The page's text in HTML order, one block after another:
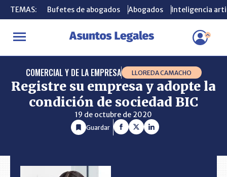
TEMAS: Bufetes de abogados Abogados Inteligencia
INICIO CONSULTORIO Registre su empresa y adopte la
TEMAS: Bufetes de abogados Abogados Inteligencia
COMERCIAL Y DE LA EMPRESA LLOREDA CAMACHO
Registre su empresa y adopte la
condición de sociedad BIC
19 de octubre de 2020
Guardar